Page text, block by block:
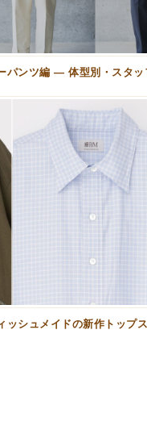
パンツ編 — 体型別・スタ
ッシュメイドの新作トップ